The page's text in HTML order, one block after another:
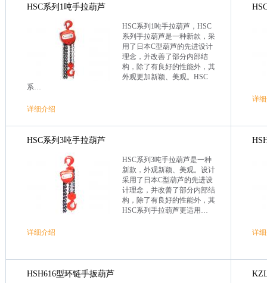
HSC系列1吨手拉葫芦
HSC系列1吨手拉葫芦，HSC
系列手拉葫芦是一种新款，采
用了日本C型葫芦的先进设计
理念，并改善了部分内部结
构，除了有良好的性能外，其
外观更加新颖、美观。HSC
系…
详细介绍
详
HSC系列3吨手拉葫芦
HSC系列3吨手拉葫芦是一种
新款，外观新颖、美观。设计
采用了日本C型葫芦的先进设
计理念，并改善了部分内部结
构，除了有良好的性能外，其
HSC系列手拉葫芦更适用…
详细介绍 详
HSH616型环链手扳葫芦